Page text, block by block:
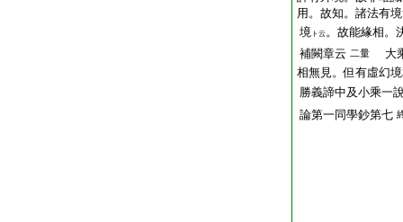
用。故知。諸法有
境 ト云。故能緣相。
補闕章云 二量
大
相無見。但有虛幻
勝義諦中及小乘一
論第一同學鈔第七